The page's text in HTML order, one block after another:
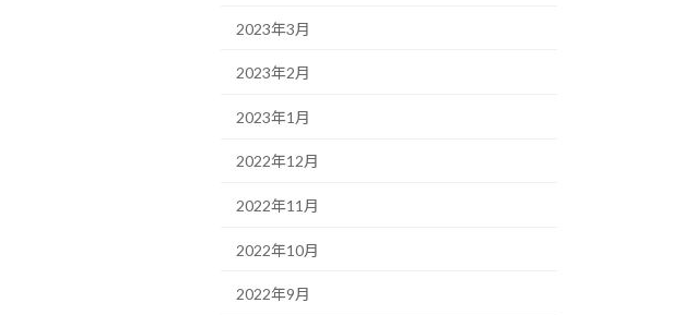
2023年3月
2023年2月
2023年1月
2022年12月
2022年11月
2022年10月
2022年9月